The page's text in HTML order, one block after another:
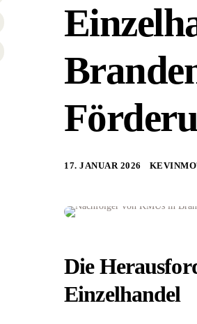
17. JANUAR 2026
Die
Einzelhandel